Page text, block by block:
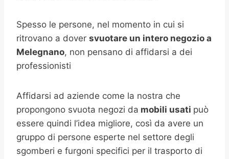
Spesso le persone, nel momento in cui si
ritrovano a dover svuotare un intero negozio a
Melegnano, non pensano di affidarsi a dei
professionisti
Affidarsi ad aziende come la nostra che
propongono svuota negozi da mobili usati può
essere quindi l’idea migliore, così da avere un
gruppo di persone esperte nel settore degli
sgomberi e furgoni specifici per il trasporto di